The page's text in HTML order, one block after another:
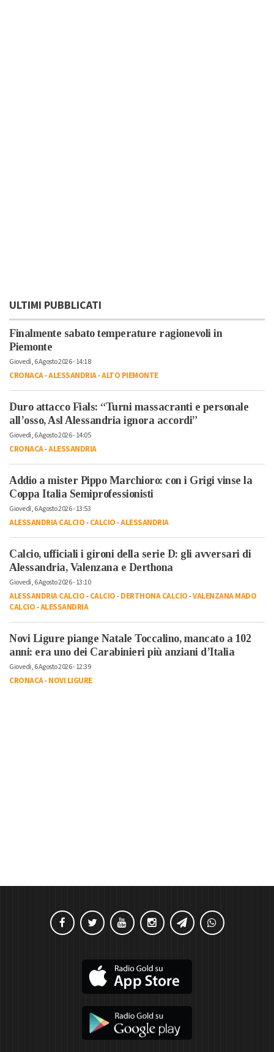
ULTIMI PUBBLICATI
Finalmente sabato temperature ragionevoli in
Piemonte
Giovedì, 6 Agosto 2026 - 14:18
CRONACA-ALESSANDRIA-ALTO PIEMONTE
Duro attacco Fials: “Turni massacranti e personale
all’osso, Asl Alessandria ignora accordi”
Giovedì, 6 Agosto 2026 - 14:05
CRONACA-ALESSANDRIA
Addio a mister Pippo Marchioro: con i Grigi vinse la
Coppa Italia Semiprofessionisti
Giovedì, 6 Agosto 2026 - 13:53
ALESSANDRIA CALCIO-CALCIO-ALESSANDRIA
Calcio, ufficiali i gironi della serie D: gli avversari di
Alessandria, Valenzana e Derthona
Giovedì, 6 Agosto 2026 - 13:10
ALESSANDRIA CALCIO-CALCIO-DERTHONA CALCIO-VALENZANA MADO
CALCIO-ALESSANDRIA
Novi Ligure piange Natale Toccalino, mancato a 102
anni: era uno dei Carabinieri più anziani d’Italia
Giovedì, 6 Agosto 2026 - 12:39
CRONACA-NOVI LIGURE